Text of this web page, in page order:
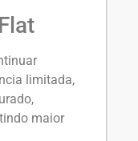
limitada,
maior